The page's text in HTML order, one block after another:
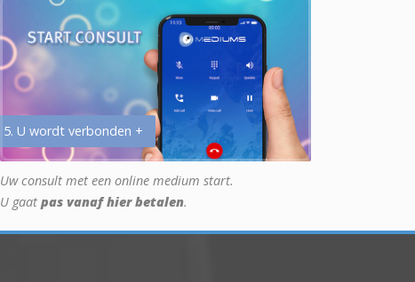
5. U wordt verbonden +
Uw consult met een online medium start.
U gaat pas vanaf hier betalen.